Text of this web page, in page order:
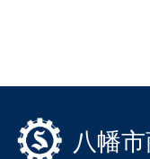
八幡